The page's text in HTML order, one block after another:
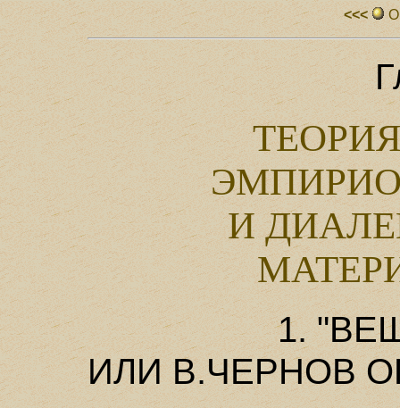
<<<
И
1.
ИЛИ В.ЧЕРНОВ